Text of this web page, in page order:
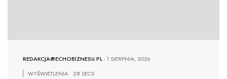
REDAKCJA@ECHOBIZNESU.PL-1 SIERPNIA, 2026
WYŚWIETLENIA
28 SECS